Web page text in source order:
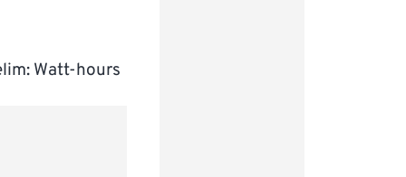
Watt-hours